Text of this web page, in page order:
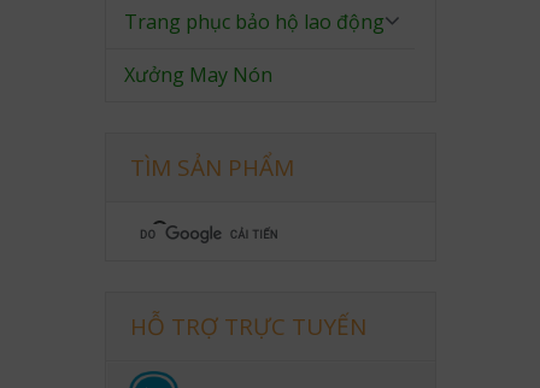
Trang phục bảo hộ lao động
Xưởng May Nón
TÌM SẢN PHẨM
HỖ TRỢ TRỰC TUYẾN